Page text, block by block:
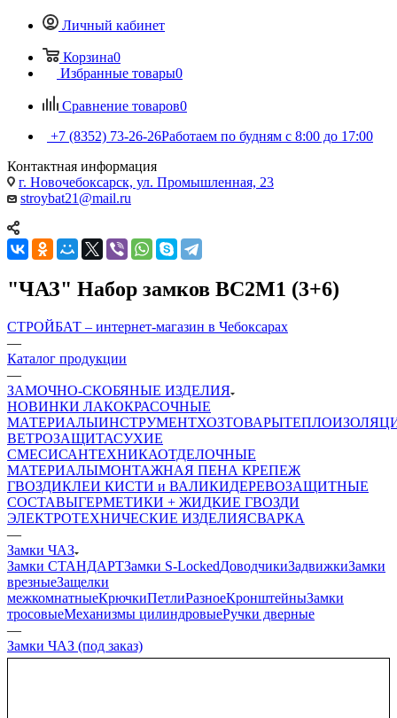
Личный кабинет
Корзина0
Избранные товары0
Сравнение товаров0
+7 (8352) 73-26-26Работаем по будням с 8:00 до 17:00
Контактная информация
г. Новочебоксарск, ул. Промышленная, 23
stroybat21@mail.ru
"ЧАЗ" Набор замков ВС2М1 (3+6)
СТРОЙБАТ – интернет-магазин в Чебоксарах
—
Каталог продукции
—
ЗАМОЧНО-СКОБЯНЫЕ ИЗДЕЛИЯ
НОВИНКИ ЛАКОКРАСОЧНЫЕ
МАТЕРИАЛЫИНСТРУМЕНТХОЗТОВАРЫ
ВЕТРОЗАЩИТАСУХИЕ
СМЕСИСАНТЕХНИКАОТДЕЛОЧНЫЕ
МАТЕРИАЛЫМОНТАЖНАЯ ПЕНА КРЕПЕЖ
ГВОЗДИКЛЕИ КИСТИ и ВАЛИКИДЕРЕВОЗАЩИТНЫЕ
СОСТАВЫГЕРМЕТИКИ + ЖИДКИЕ ГВОЗДИ
ЭЛЕКТРОТЕХНИЧЕСКИЕ ИЗДЕЛИЯСВАРКА
—
Замки ЧАЗ
Замки СТАНДАРТЗамки S-LockedДоводчикиЗадвижкиЗамки
врезныеЗащелки
межкомнатныеКрючкиПетлиРазноеКронштейныЗамки
тросовыеМеханизмы цилиндровыеРучки дверные
—
Замки ЧАЗ (под заказ)